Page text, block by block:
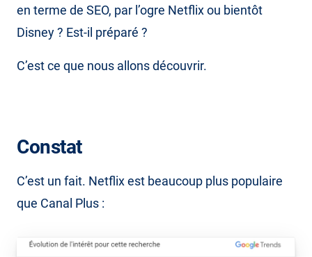
en terme de SEO, par l’ogre Netflix ou bientôt
Disney ? Est-il préparé ?
C’est ce que nous allons découvrir.
Constat
C’est un fait. Netflix est beaucoup plus populaire
que Canal Plus :